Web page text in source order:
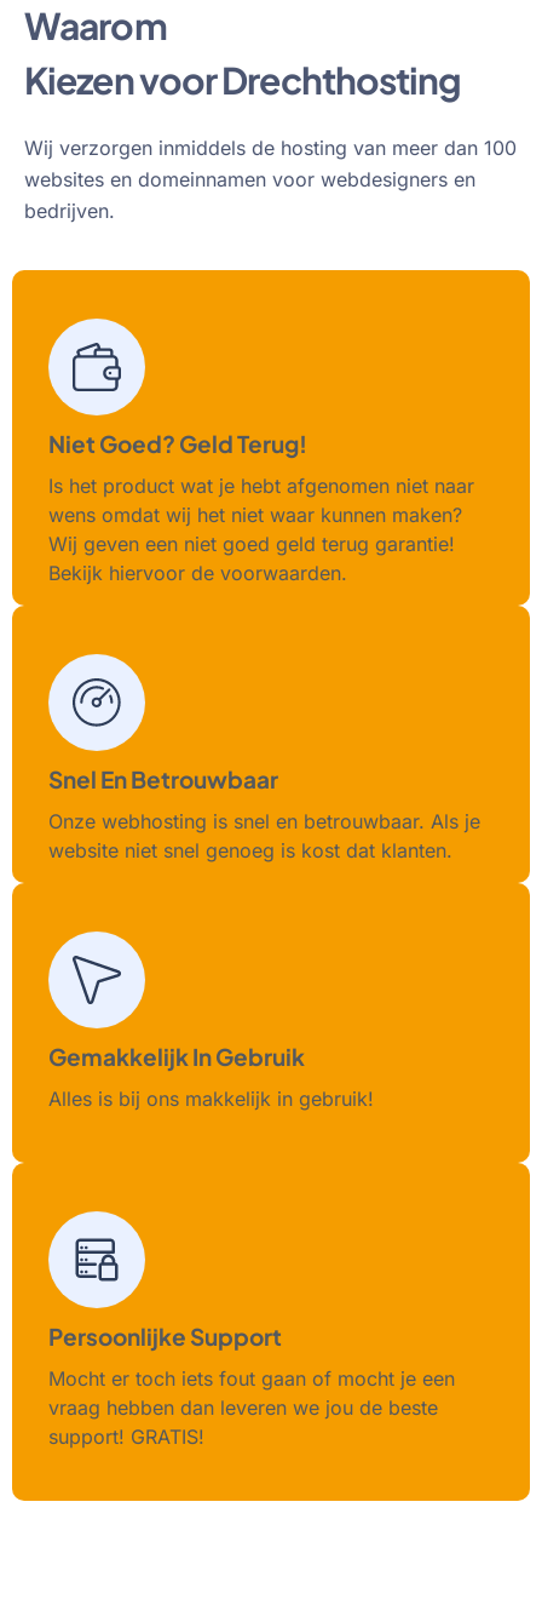
Waarom
Kiezen voor Drechthosting
Wij verzorgen inmiddels de hosting van meer dan 100
websites en domeinnamen voor webdesigners en
bedrijven.
Niet Goed? Geld Terug!
Is het product wat je hebt afgenomen niet naar
wens omdat wij het niet waar kunnen maken?
Wij geven een niet goed geld terug garantie!
Bekijk hiervoor de voorwaarden.
Snel En Betrouwbaar
Onze webhosting is snel en betrouwbaar. Als je
website niet snel genoeg is kost dat klanten.
Gemakkelijk In Gebruik
Alles is bij ons makkelijk in gebruik!
Persoonlijke Support
Mocht er toch iets fout gaan of mocht je een
vraag hebben dan leveren we jou de beste
support! GRATIS!